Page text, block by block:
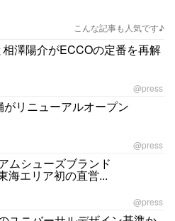
こんな記事も人気です♪
澤陽介がECCOの定番を再解
@press
リニューアルオープン
@press
ムシューズブランド
海エリア初の直営...
@press